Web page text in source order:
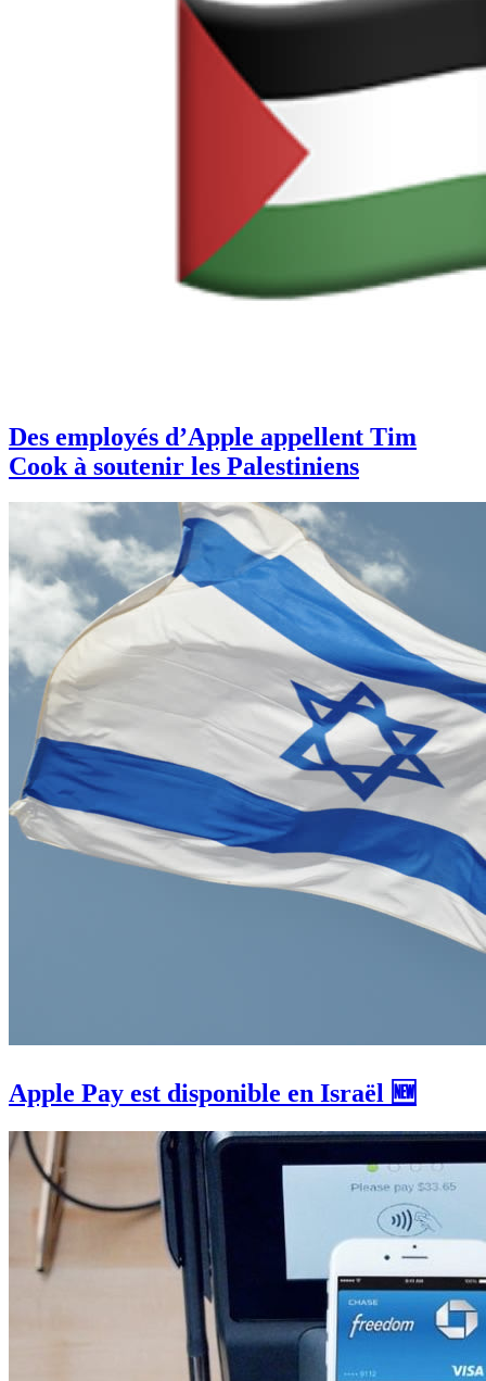
Des employés d’Apple appellent Tim
Cook à soutenir les Palestiniens
Apple Pay est disponible en Israël 🆕